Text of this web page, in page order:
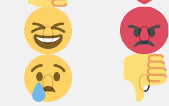
0 0
Дикий
смех!
0
Агрессия!
0
Грусть :(
Палец
вниз!